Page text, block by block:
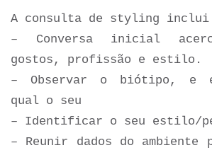
A consulta de styling
– Conversa inicial
gostos, profissão e estilo.
– Observar o biótipo, e
qual o seu
– Identificar o seu estilo/
– Reunir dados do